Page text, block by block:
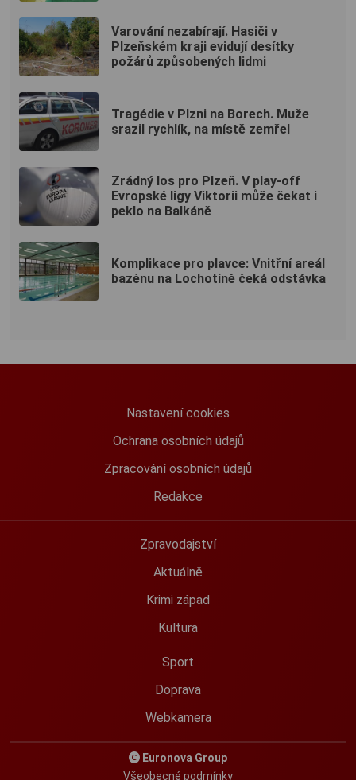
Varování nezabírají. Hasiči v
Plzeňském kraji evidují desítky
požárů způsobených lidmi
Tragédie v Plzni na Borech. Muže
srazil rychlík, na místě zemřel
Zrádný los pro Plzeň. V play-off
Evropské ligy Viktorii může čekat i
peklo na Balkáně
Komplikace pro plavce: Vnitřní areál
bazénu na Lochotíně čeká odstávka
Nastavení cookies
Ochrana osobních údajů
Zpracování osobních údajů
Redakce
Zpravodajství
Aktuálně
Krimi západ
Kultura
Sport
Doprava
Webkamera
Euronova Group
Všeobecné podmínky